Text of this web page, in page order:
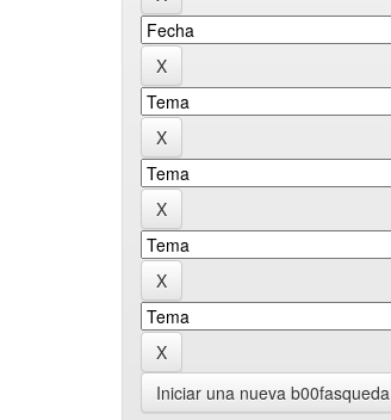
Iniciar una nueva b00fasqueda